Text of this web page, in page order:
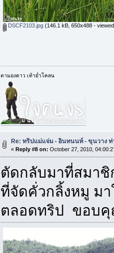
DSCF2103.jpg(146.1 kB, 650x488 -
ตามองดาว เท้าย่ำโคลน
Re: ทริปแม่แจ่ม - อินทนนท์ - ขุนวาง ท่
« Reply #8 on: October 27, 2010,
ตัดกลับมาที่สมา
ที่จัดคั่วกลิ้งหมู ม
ตลอดทริป ขอบ